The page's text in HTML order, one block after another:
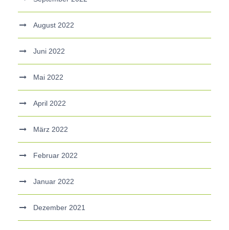
August 2022
Juni 2022
Mai 2022
April 2022
März 2022
Februar 2022
Januar 2022
Dezember 2021